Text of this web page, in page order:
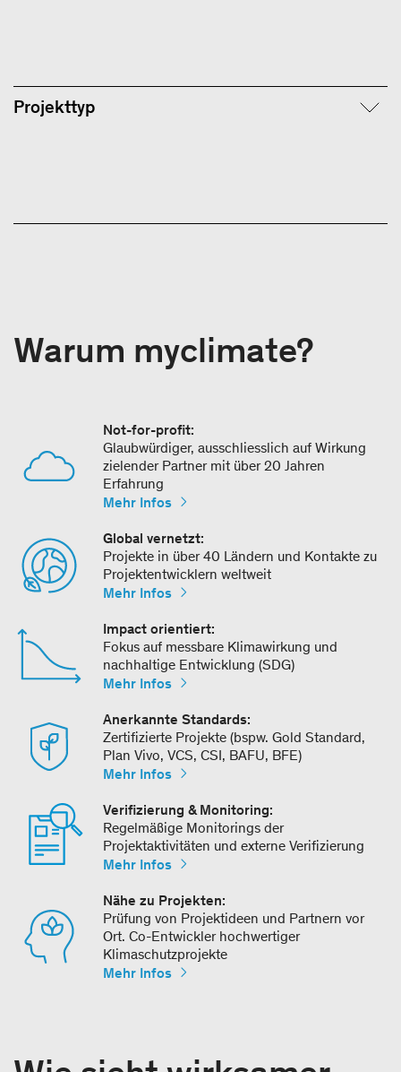
Projekttyp
Warum myclimate?
Not-for-profit:
Glaubwürdiger, ausschliesslich auf Wirkung
zielender Partner mit über 20 Jahren
Erfahrung
Mehr Infos
Global vernetzt:
Projekte in über 40 Ländern und Kontakte zu
Projektentwicklern weltweit
Mehr Infos
Impact orientiert:
Fokus auf messbare Klimawirkung und
nachhaltige Entwicklung (SDG)
Mehr Infos
Anerkannte Standards:
Zertifizierte Projekte (bspw. Gold Standard,
Plan Vivo, VCS, CSI, BAFU, BFE)
Mehr Infos
Verifizierung & Monitoring:
Regelmäßige Monitorings der
Projektaktivitäten und externe Verifizierung
Mehr Infos
Nähe zu Projekten:
Prüfung von Projektideen und Partnern vor
Ort. Co-Entwickler hochwertiger
Klimaschutzprojekte
Mehr Infos